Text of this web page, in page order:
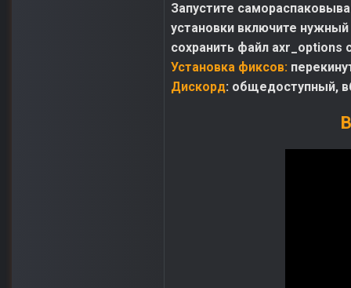
Запустите
установки включите
сохранить файл axr_options
Установка фиксов:
Дискорд: общедоступный,